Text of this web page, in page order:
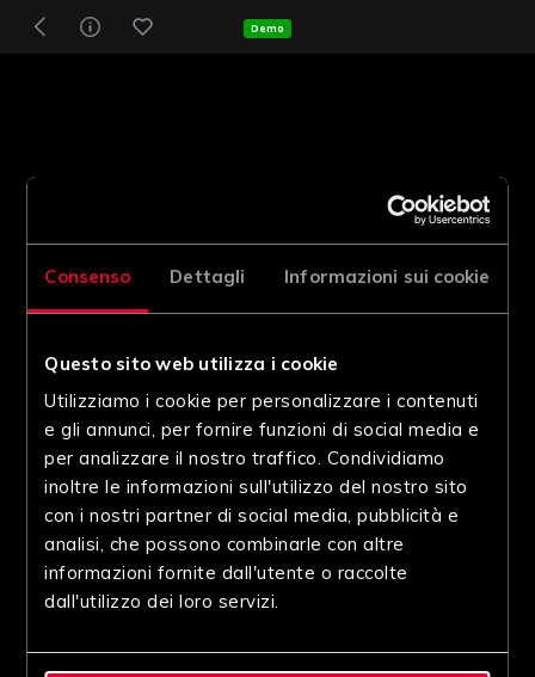
Consenso Dettagli Informazioni sui cookie
Questo sito web utilizza i cookie
Utilizziamo i cookie per personalizzare i contenuti
e gli annunci, per fornire funzioni di social media e
per analizzare il nostro traffico. Condividiamo
inoltre le informazioni sull'utilizzo del nostro sito
con i nostri partner di social media, pubblicità e
analisi, che possono combinarle con altre
informazioni fornite dall'utente o raccolte
dall'utilizzo dei loro servizi.
Demo